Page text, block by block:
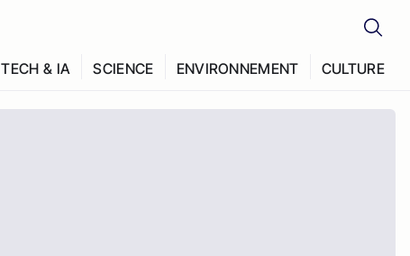
TECH & IA SCIENCE ENVIRONNEMENT CULTURE